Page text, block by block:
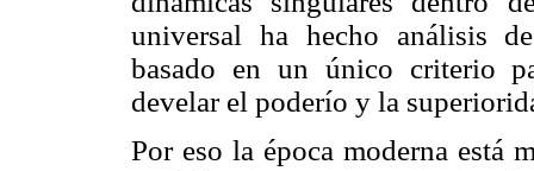
universal ha hecho análisis
basado en un único criterio
develar el poderío y la
Por eso la época moderna está